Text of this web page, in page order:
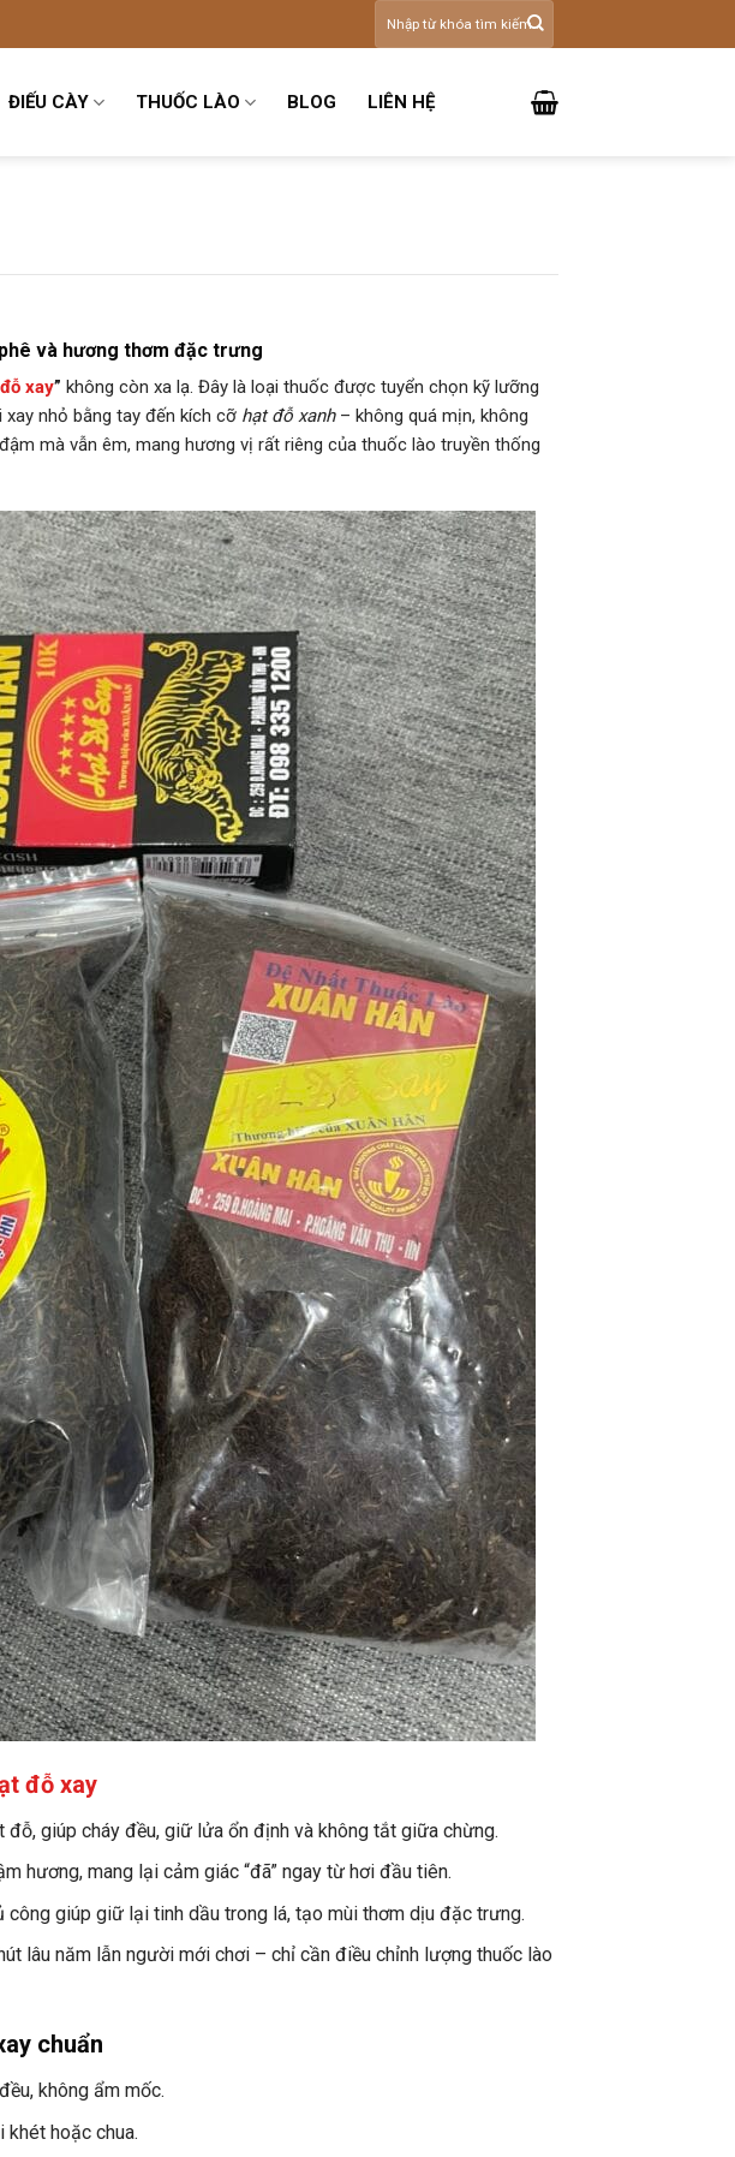
kiếm:
ĐIẾU CÀY THUỐC LÀO BLOG LIÊN HỆ
và hương thơm đặc trưng
xay” không còn xa lạ. Đây là loại thuốc được tuyển chọn kỹ lưỡng
nhỏ bằng tay đến kích cỡ hạt đỗ xanh– không quá mịn, không
mà vẫn êm, mang hương vị rất riêng của thuốc lào truyền thống
đỗ xay
đỗ, giúp cháy đều, giữ lửa ổn định và không tắt giữa chừng.
hương, mang lại cảm giác “đã” ngay từ hơi đầu tiên.
công giúp giữ lại tinh dầu trong lá, tạo mùi thơm dịu đặc trưng.
lâu năm lẫn người mới chơi – chỉ cần điều chỉnh lượng thuốc lào
chuẩn
không ẩm mốc.
khét hoặc chua.